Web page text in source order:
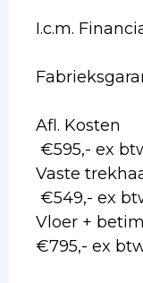
I.c.m.
Afl.
€595,- ex
€549,- ex
Vloer +
€795,- ex